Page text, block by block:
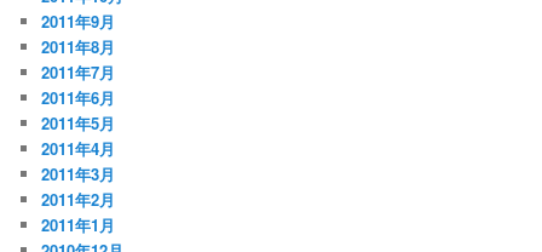
2011年9月
2011年8月
2011年7月
2011年6月
2011年5月
2011年4月
2011年3月
2011年2月
2011年1月